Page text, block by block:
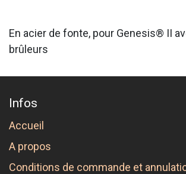
En acier de fonte, pour Genesis® II
brûleurs
Infos
Accueil
A propos
Conditions de commande et